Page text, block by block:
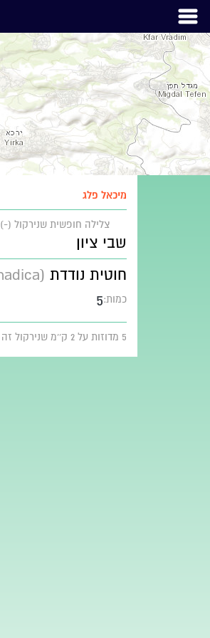
מיכאל פלג
צלילה חופשית שנירקול (-)
שבי ציון
חוטית נודדת (Rhopilema nomadica)
כמות:5
5 מדוזות על 2 ק''מ שנירקול זה לא הרבה.